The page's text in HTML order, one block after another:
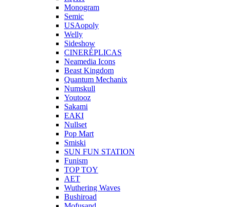
Monogram
Semic
USAopoly
Welly
Sideshow
CINERÉPLICAS
Neamedia Icons
Beast Kingdom
Quantum Mechanix
Numskull
Youtooz
Sakami
EAKI
Nullset
Pop Mart
Smiski
SUN FUN STATION
Funism
TOP TOY
AET
Wuthering Waves
Bushiroad